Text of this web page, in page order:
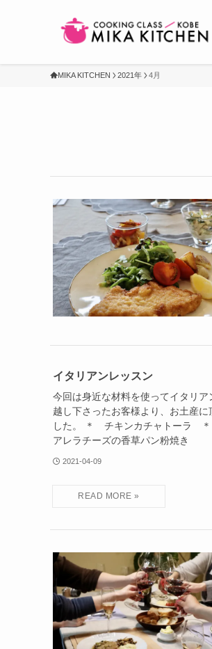
MIKA KITCHEN 2021年 4月
イタリアンレッスン
今回は身近な材料を使ってイタリ
越し下さったお客様より、お土産
した。 ＊ チキンカチャトーラ
アレラチーズの香草パン粉焼き
2021-04-09